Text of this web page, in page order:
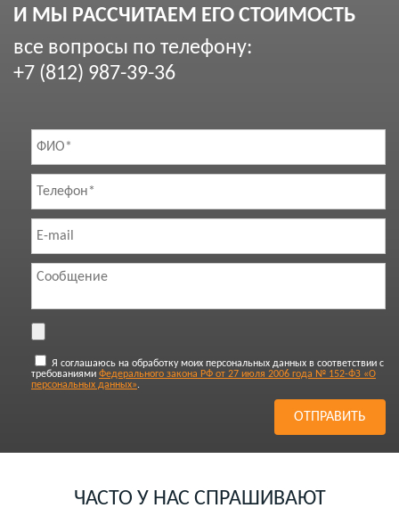
И МЫ РАССЧИТАЕМ ЕГО СТОИМОСТЬ
все вопросы по телефону:
+7 (812) 987-39-36
Я соглашаюсь на обработку моих персональных данных в соответствии с
требованиями Федерального закона РФ от 27 июля 2006 года № 152-ФЗ «О
персональных данных».
ЧАСТО У НАС СПРАШИВАЮТ